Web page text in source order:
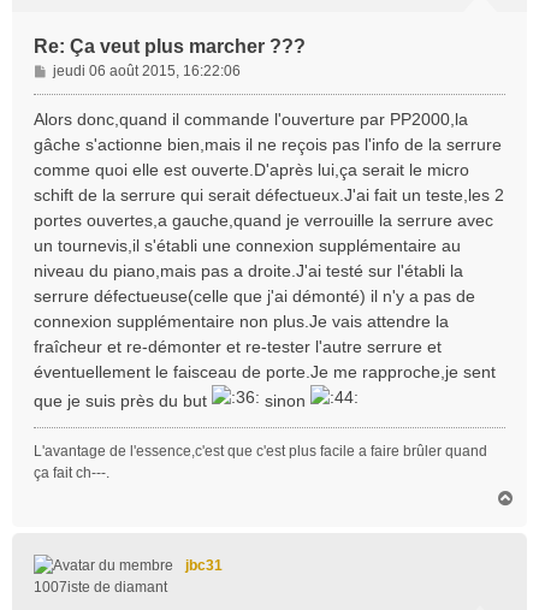
Re: Ça veut plus marcher ???
M
e
s
a
g
e
jeudi 06 août 2015, 16:22:06
Alors donc,quand il commande l'ouverture par PP2000,la
gâche s'actionne bien,mais il ne reçois pas l'info de la serrure
comme quoi elle est ouverte.D'après lui,ça serait le micro
schift de la serrure qui serait défectueux.J'ai fait un teste,les 2
portes ouvertes,a gauche,quand je verrouille la serrure avec
un tournevis,il s'établi une connexion supplémentaire au
niveau du piano,mais pas a droite.J'ai testé sur l'établi la
serrure défectueuse(celle que j'ai démonté) il n'y a pas de
connexion supplémentaire non plus.Je vais attendre la
fraîcheur et re-démonter et re-tester l'autre serrure et
éventuellement le faisceau de porte.Je me rapproche,je sent
que je suis près du but
sinon
L'avantage de l'essence,c'est que c'est plus facile a faire brûler quand
ça fait ch---.
jbc31
1007iste de diamant